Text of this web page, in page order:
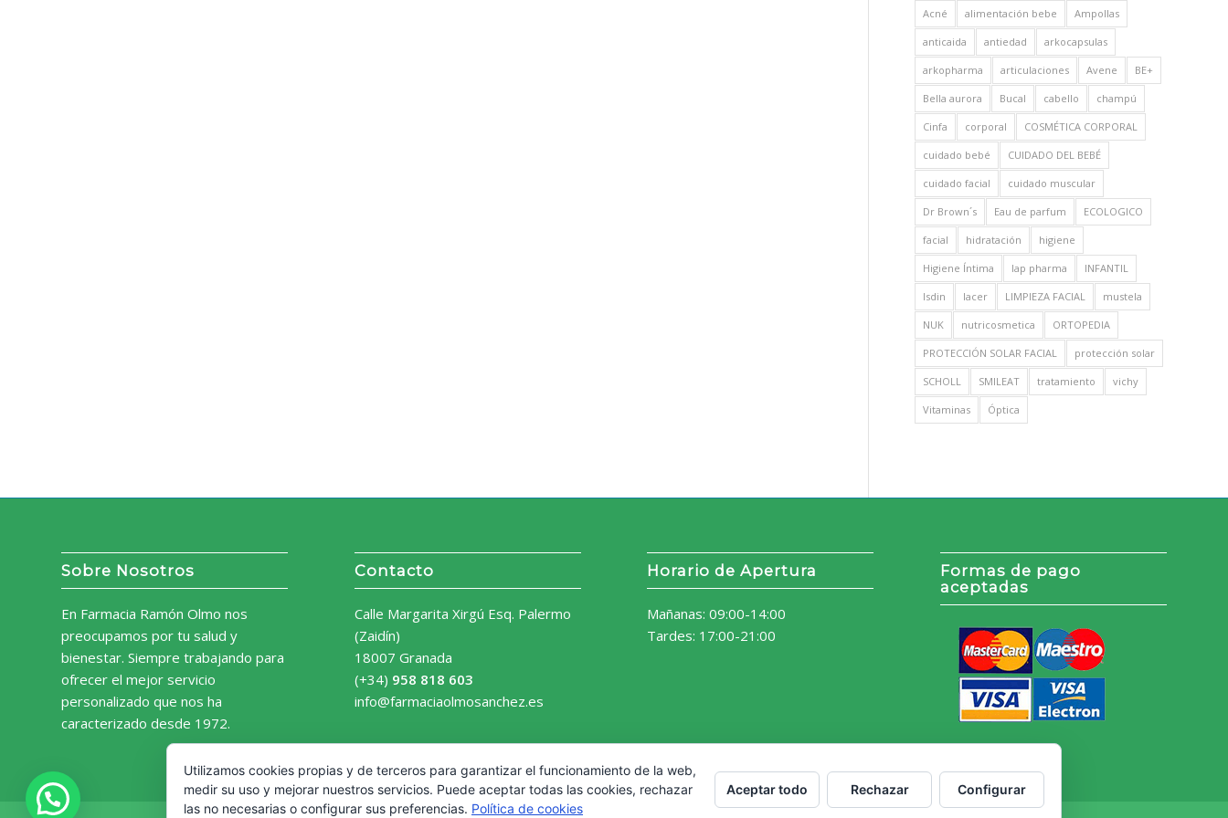
Acné alimentación bebe Ampollas
anticaida antiedad arkocapsulas
arkopharma articulaciones Avene BE+
Bella aurora Bucal cabello champú
Cinfa corporal COSMÉTICA CORPORAL
cuidado bebé CUIDADO DEL BEBÉ
cuidado facial cuidado muscular
Dr Brown´s Eau de parfum ECOLOGICO
facial hidratación higiene
Higiene Íntima Iap pharma INFANTIL
Isdin lacer LIMPIEZA FACIAL mustela
NUK nutricosmetica ORTOPEDIA
PROTECCIÓN SOLAR FACIAL protección solar
SCHOLL SMILEAT tratamiento vichy
Vitaminas Óptica
Sobre Nosotros
En Farmacia Ramón Olmo nos
preocupamos por tu salud y
bienestar. Siempre trabajando para
ofrecer el mejor servicio
personalizado que nos ha
caracterizado desde 1972.
Contacto
Calle Margarita Xirgú Esq. Palermo
(Zaidín)
18007 Granada
(+34) 958 818 603
info@farmaciaolmosanchez.es
Horario de Apertura
Mañanas: 09:00-14:00
Tardes: 17:00-21:00
Formas de pago
aceptadas
Utilizamos cookies propias y de terceros para garantizar el funcionamiento de la web,
medir su uso y mejorar nuestros servicios. Puede aceptar todas las cookies, rechazar
las no necesarias o configurar sus preferencias. Política de cookies
Aceptar todo Rechazar Configurar